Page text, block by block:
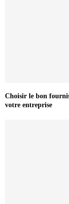
Choisir le bon
votre entreprise